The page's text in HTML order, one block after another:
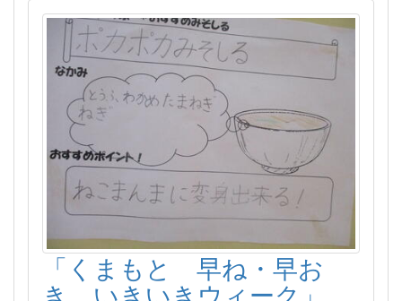
「くまもと 早ね・早お
き いきいきウィーク」